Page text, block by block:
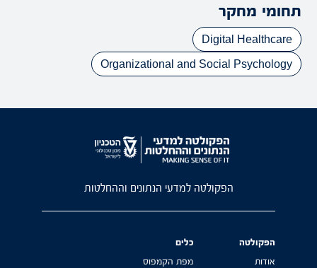
תחומי מחקר
Digital Healthcare
Organizational and Social Psychology
הפקולטה למדעי הנתונים וההחלטות
הפקולטה
אודות
כלים
מפת הקמפוס